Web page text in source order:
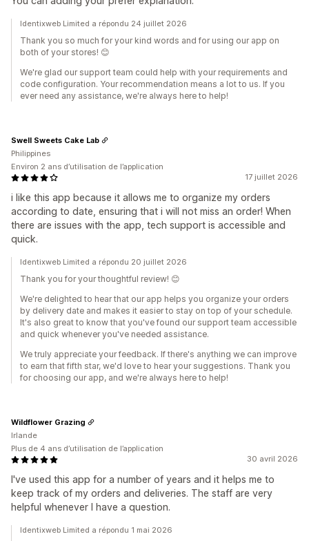
Identixweb Limited a répondu 24 juillet 2026
Thank you so much for your kind words and for using our app on
both of your stores! 😊
We're glad our support team could help with your requirements and
code configuration. Your recommendation means a lot to us. If you
ever need any assistance, we're always here to help!
17 juillet 2026
i like this app because it allows me to organize my orders
according to date, ensuring that i will not miss an order! When
there are issues with the app, tech support is accessible and
quick.
Swell Sweets Cake Lab
Philippines
Environ 2 ans d’utilisation de l’application
Identixweb Limited a répondu 20 juillet 2026
Thank you for your thoughtful review! 😊
We're delighted to hear that our app helps you organize your orders
by delivery date and makes it easier to stay on top of your schedule.
It's also great to know that you've found our support team accessible
and quick whenever you've needed assistance.
We truly appreciate your feedback. If there's anything we can improve
to earn that fifth star, we'd love to hear your suggestions. Thank you
for choosing our app, and we're always here to help!
30 avril 2026
I've used this app for a number of years and it helps me to
keep track of my orders and deliveries. The staff are very
helpful whenever I have a question.
Wildflower Grazing
Irlande
Plus de 4 ans d’utilisation de l’application
Identixweb Limited a répondu 1 mai 2026